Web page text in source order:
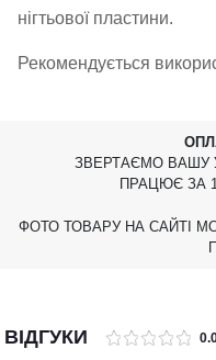
нігтьової пластини.
Рекомендується
ЗВЕРТАЄМО ВАШУ
ПРАЦЮЄ ЗА
ФОТО ТОВАРУ НА САЙТІ
ВІДГУКИ